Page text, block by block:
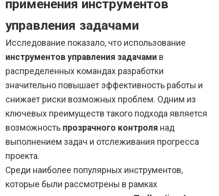
применения инструментов
управления задачами
Исследование показало, что использование
инструментов управления задачами в
распределенных командах разработки
значительно повышает эффективность работы и
снижает риски возможных проблем. Одним из
ключевых преимуществ такого подхода является
возможность прозрачного контроля над
выполнением задач и отслеживания прогресса
проекта.
Среди наиболее популярных инструментов,
которые были рассмотрены в рамках